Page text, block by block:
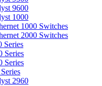
9600
1000
1000 Switches
2000 Switches
Series
Series
Series
2960